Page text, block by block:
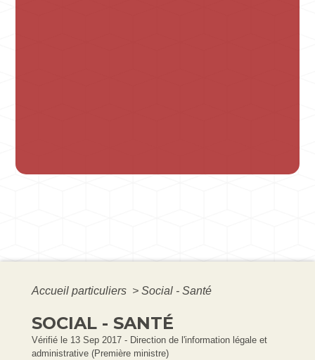
Accueil particuliers > Social - Santé
SOCIAL - SANTÉ
Vérifié le 13 Sep 2017 - Direction de l'information légale et
administrative (Première ministre)